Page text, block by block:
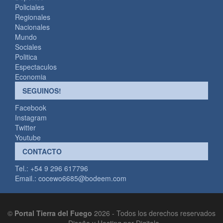
Policiales
Regionales
Nacionales
Mundo
Sociales
Politica
Espectaculos
Economia
SEGUINOS!
Facebook
Instagram
Twitter
Youtube
CONTACTO
Tel.: +54 9 296 617796
Email.: cocewo6685@bodeem.com
© Portal Tierra del Fuego 2026 - Todos los derechos reservados